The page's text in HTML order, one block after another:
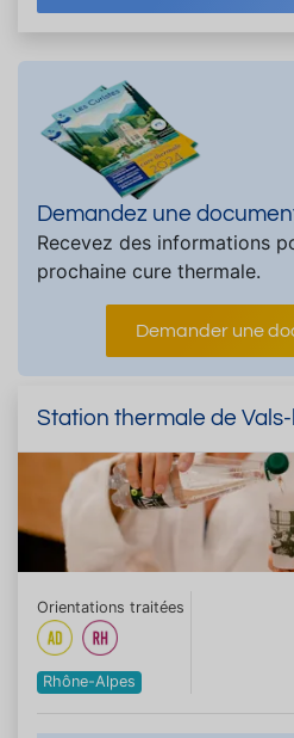
Demandez une
Recevez des informations
prochaine cure thermale.
Demander une
Station thermale de
Orientations traitées
Rhône-Alpes